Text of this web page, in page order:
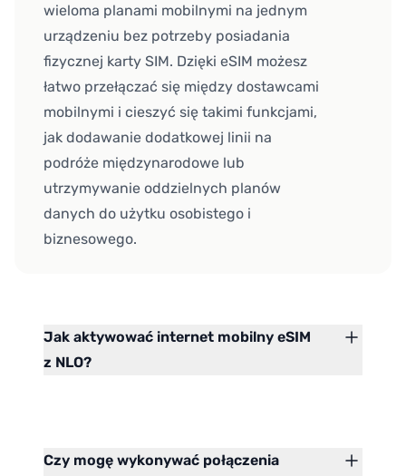
wieloma planami mobilnymi na jednym
urządzeniu bez potrzeby posiadania
fizycznej karty SIM. Dzięki eSIM możesz
łatwo przełączać się między dostawcami
mobilnymi i cieszyć się takimi funkcjami,
jak dodawanie dodatkowej linii na
podróże międzynarodowe lub
utrzymywanie oddzielnych planów
danych do użytku osobistego i
biznesowego.
Jak aktywować internet mobilny eSIM
z NLO?
Czy mogę wykonywać połączenia